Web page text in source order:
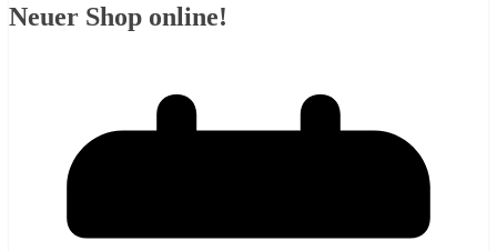
Neuer Shop online!